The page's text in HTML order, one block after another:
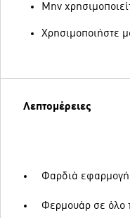
Μην
Χρησιμοποιήστε
Λεπτομέρειες
Φαρδιά εφαρμογή
Φερμουάρ σε όλο